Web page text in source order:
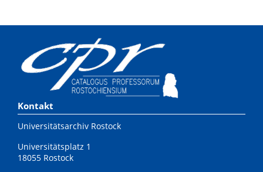
Kontakt
Universitätsarchiv Rostock
Universitätsplatz 1
18055 Rostock